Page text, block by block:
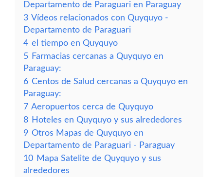
Departamento de Paraguari en Paraguay
3 Vídeos relacionados con Quyquyo -
Departamento de Paraguari
4 el tiempo en Quyquyo
5 Farmacias cercanas a Quyquyo en
Paraguay:
6 Centos de Salud cercanas a Quyquyo en
Paraguay:
7 Aeropuertos cerca de Quyquyo
8 Hoteles en Quyquyo y sus alrededores
9 Otros Mapas de Quyquyo en
Departamento de Paraguari - Paraguay
10 Mapa Satelite de Quyquyo y sus
alrededores